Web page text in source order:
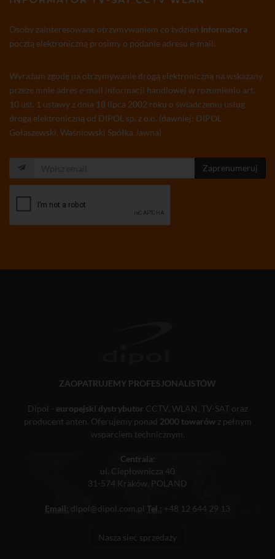
Osoby zainteresowane otrzymywaniem co tydzień Informatora
pocztą elektroniczną prosimy o podanie adresu e-mail:
Wyrażam zgodę na otrzymywanie drogą elektroniczną na wskazany
przeze mnie adres e-mail informacji handlowej w rozumieniu art.
10 ust. 1 ustawy z dnia 18 lipca 2002 roku o świadczeniu usług
drogą elektroniczną od DIPOL sp. z o.o. (dawniej: DIPOL
Gołaszewski, Waśniowski Spółka Jawna)
Zaprenumeruj
ZAOPATRUJEMY PROFESJONALISTÓW
Dipol - europejski dystrybutor CCTV, WLAN, TV-SAT oraz
producent anten. Oferujemy ponad 2000 towarówz pełnym
wsparciem technicznym.
Centrala:
ul. Ciepłownicza 40
31-574 Kraków, POLAND
Email: dipol@dipol.com.pl Tel.: +48 12 644 29 13
Nasza sieć sprzedaży